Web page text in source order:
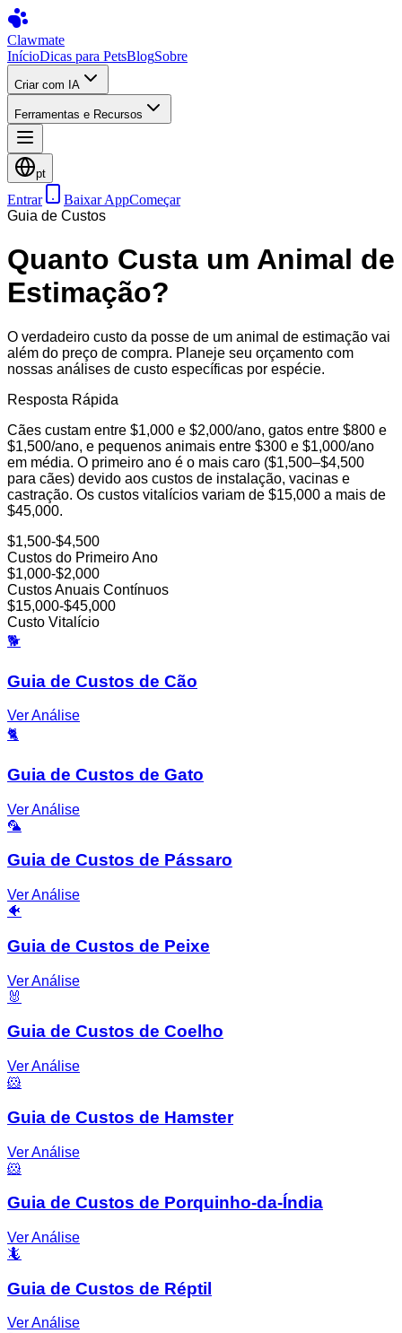
Clawmate
InícioDicas para PetsBlogSobre
Criar com IA
Ferramentas e Recursos
pt
Entrar Baixar AppComeçar
Guia de Custos
Quanto Custa um Animal de
Estimação?
O verdadeiro custo da posse de um animal de estimação vai
além do preço de compra. Planeje seu orçamento com
nossas análises de custo específicas por espécie.
Resposta Rápida
Cães custam entre $1,000 e $2,000/ano, gatos entre $800 e
$1,500/ano, e pequenos animais entre $300 e $1,000/ano
em média. O primeiro ano é o mais caro ($1,500–$4,500
para cães) devido aos custos de instalação, vacinas e
castração. Os custos vitalícios variam de $15,000 a mais de
$45,000.
$1,500-$4,500
Custos do Primeiro Ano
$1,000-$2,000
Custos Anuais Contínuos
$15,000-$45,000
Custo Vitalício
🐕
Guia de Custos de Cão
Ver Análise
🐈
Guia de Custos de Gato
Ver Análise
🦜
Guia de Custos de Pássaro
Ver Análise
🐠
Guia de Custos de Peixe
Ver Análise
🐰
Guia de Custos de Coelho
Ver Análise
🐹
Guia de Custos de Hamster
Ver Análise
🐹
Guia de Custos de Porquinho-da-Índia
Ver Análise
🦎
Guia de Custos de Réptil
Ver Análise